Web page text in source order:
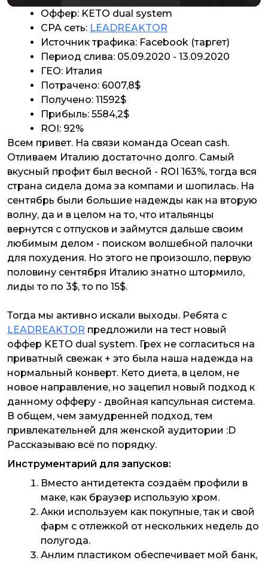
Оффер: KETO dual system
CPA сеть: LEADREAKTOR
Источник трафика: Facebook (таргет)
Период слива: 05.09.2020 - 13.09.2020
ГЕО: Италия
Потрачено: 6007,8$
Получено: 11592$
Прибыль: 5584,2$
ROI: 92%
Всем привет. На связи команда Ocean cash.
Отливаем Италию достаточно долго. Самый
вкусный профит был весной - ROI 163%, тогда вся
страна сидела дома за компами и шопилась. На
сентябрь были большие надежды как на вторую
волну, да и в целом на то, что итальянцы
вернутся с отпусков и займутся дальше своим
любимым делом - поиском волшебной палочки
для похудения. Но этого не произошло, первую
половину сентября Италию знатно штормило,
лиды то по 3$, то по 15$.
Тогда мы активно искали выходы. Ребята с
LEADREAKTOR предложили на тест новый
оффер KETO dual system. Грех не согласиться на
приватный свежак + это была наша надежда на
нормальный конверт. Кето диета, в целом, не
новое направление, но зацепил новый подход к
данному офферу - двойная капсульная система.
В общем, чем замудренней подход, тем
привлекательней для женской аудитории :D
Рассказываю всё по порядку.
Инструментарий для запусков:
Вместо антидетекта создаём профили в
маке, как браузер использую хром.
Акки используем как покупные, так и свой
фарм с отлежкой от нескольких недель до
полугода.
Анлим пластиком обеспечивает мой банк,